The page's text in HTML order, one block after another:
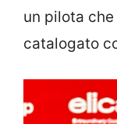
un pilota
catalogato